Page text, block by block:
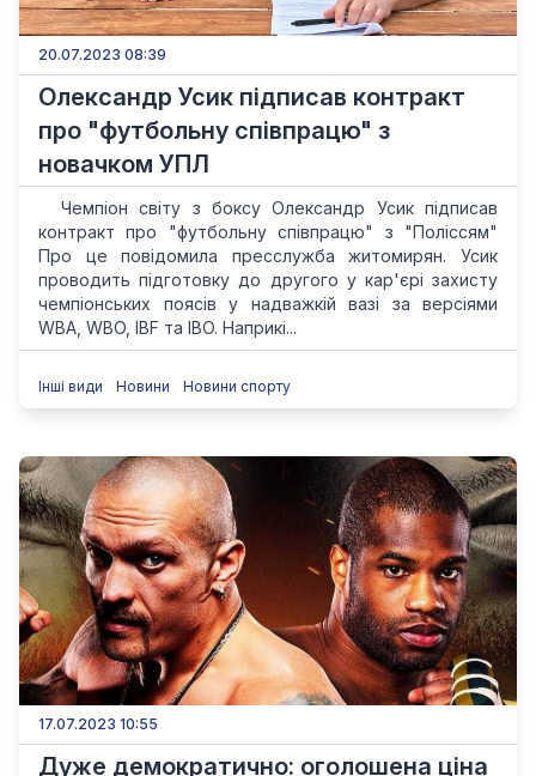
20.07.2023 08:39
Олександр Усик підписав контракт
про "футбольну співпрацю" з
новачком УПЛ
Чемпіон світу з боксу Олександр Усик підписав
контракт про "футбольну співпрацю" з "Поліссям"
Про це повідомила пресслужба житомирян. Усик
проводить підготовку до другого у кар'єрі захисту
чемпіонських поясів у надважкій вазі за версіями
WBA, WBO, IBF та IBO. Наприкі...
Інші види Новини Новини спорту
17.07.2023 10:55
Дуже демократично: оголошена ціна